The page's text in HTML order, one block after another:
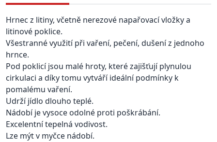
Hrnec z litiny, včetně nerezové napařovací vložky a
litinové poklice.
Všestranné využití při vaření, pečení, dušení z jednoho
hrnce.
Pod poklicí jsou malé hroty, které zajišťují plynulou
cirkulaci a díky tomu vytváří ideální podmínky k
pomalému vaření.
Udrží jídlo dlouho teplé.
Nádobí je vysoce odolné proti poškrábání.
Excelentní tepelná vodivost.
Lze mýt v myčce nádobí.